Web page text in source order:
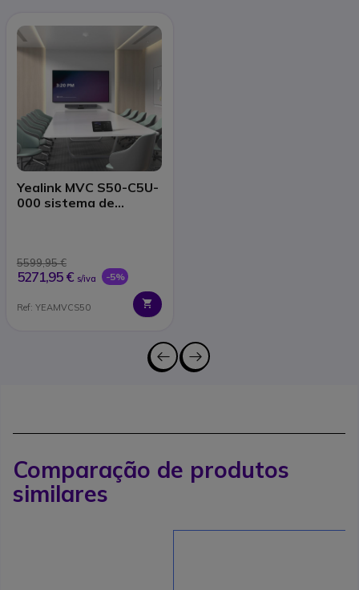
Yealink MVC S50-C5U-
000 sistema de
5599,95 €
5271,95 € s/iva -5%
Ref: YEAMVCS50
Comparação de produtos
similares